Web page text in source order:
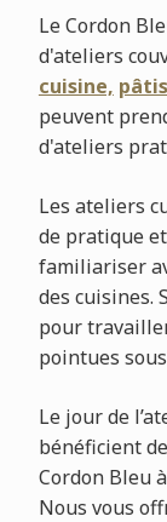
Le Cordon
d'ateliers
cuisine,
peuvent
d'ateliers
Les ateliers
de pratique
familiariser
des cuisines.
pour
pointues
Le jour de
bénéficient
Cordon Bleu
Nous vous